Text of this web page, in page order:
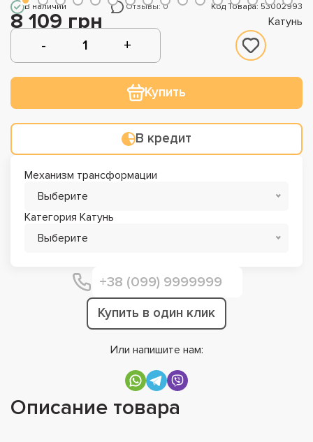
В наличии Отзывы: 0 Код Товара: 53002993
8 109 грн Катунь
Купить
В кредит
Механизм трансформации
Выберите
Категория Катунь
Выберите
Купить в один клик
Или напишите нам:
Описание товара